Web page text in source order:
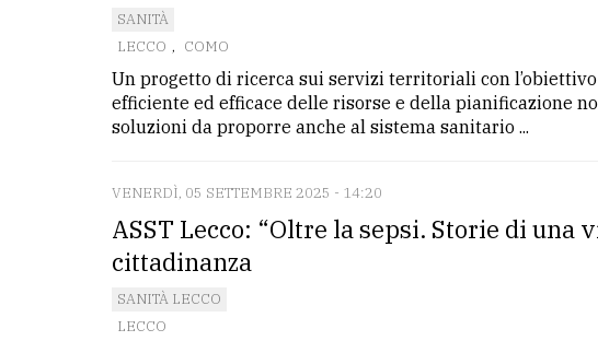
SANITÀ
LECCO , COMO
Un progetto di ricerca sui servizi territoriali con
efficiente ed efficace delle risorse e della pianificazione
soluzioni da proporre anche al sistema sanitario ...
VENERDÌ, 05 SETTEMBRE 2025 - 14:20
ASST Lecco: “Oltre la sepsi. Storie di una
cittadinanza
SANITÀ LECCO
LECCO